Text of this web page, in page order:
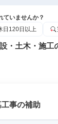
ていませんか？
日120日以上
・土木・施工
事の補助